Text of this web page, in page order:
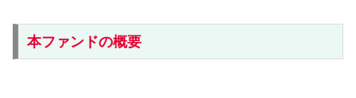
本ファンドの概要